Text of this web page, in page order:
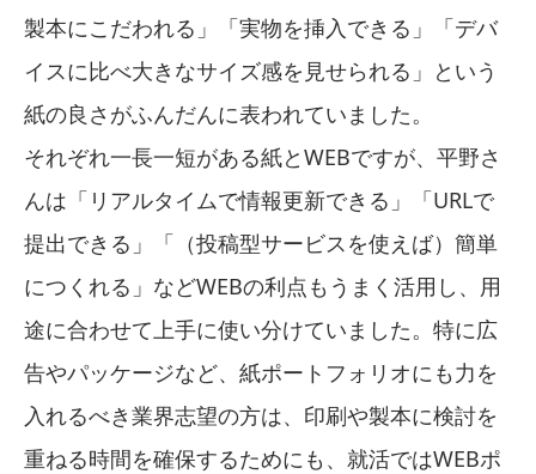
製本にこだわれる」「実物を挿入できる」「デバ
イスに比べ大きなサイズ感を見せられる」という
紙の良さがふんだんに表われていました。
それぞれ一長一短がある紙とWEBですが、平野さ
んは「リアルタイムで情報更新できる」「URLで
提出できる」「（投稿型サービスを使えば）簡単
につくれる」などWEBの利点もうまく活用し、用
途に合わせて上手に使い分けていました。特に広
告やパッケージなど、紙ポートフォリオにも力を
入れるべき業界志望の方は、印刷や製本に検討を
重ねる時間を確保するためにも、就活ではWEBポ